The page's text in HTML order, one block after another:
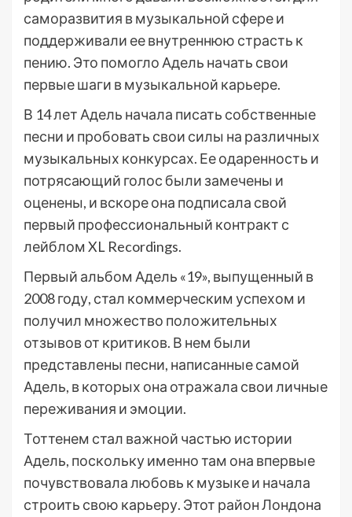
саморазвития в музыкальной сфере и
поддерживали ее внутреннюю страсть к
пению. Это помогло Адель начать свои
первые шаги в музыкальной карьере.
В 14 лет Адель начала писать собственные
песни и пробовать свои силы на различных
музыкальных конкурсах. Ее одаренность и
потрясающий голос были замечены и
оценены, и вскоре она подписала свой
первый профессиональный контракт с
лейблом XL Recordings.
Первый альбом Адель «19», выпущенный в
2008 году, стал коммерческим успехом и
получил множество положительных
отзывов от критиков. В нем были
представлены песни, написанные самой
Адель, в которых она отражала свои личные
переживания и эмоции.
Тоттенем стал важной частью истории
Адель, поскольку именно там она впервые
почувствовала любовь к музыке и начала
строить свою карьеру. Этот район Лондона